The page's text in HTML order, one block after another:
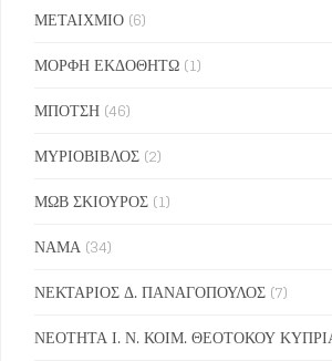
ΜΕΤΑΙΧΜΙΟ (6)
ΜΟΡΦΗ ΕΚΔΟΘΗΤΩ (1)
ΜΠΟΤΣΗ (46)
ΜΥΡΙΟΒΙΒΛΟΣ (2)
ΜΩΒ ΣΚΙΟΥΡΟΣ (1)
ΝΑΜΑ (34)
ΝΕΚΤΑΡΙΟΣ Δ. ΠΑΝΑΓΟΠΟΥΛΟΣ (7)
ΝΕΟΤΗΤΑ Ι. Ν. ΚΟΙΜ. ΘΕΟΤΟΚΟΥ